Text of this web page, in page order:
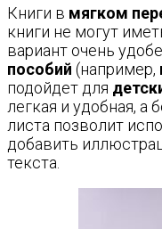
Книги в мягком
книги не могут
вариант очень
пособий (например,
подойдет для
легкая и удобная, а
листа позволит
добавить
текста.